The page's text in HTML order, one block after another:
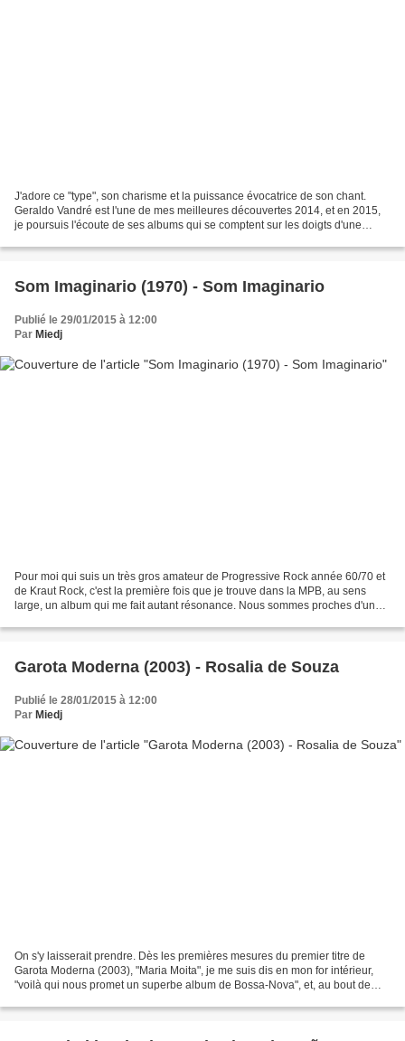
J'adore ce "type", son charisme et la puissance évocatrice de son chant.
Geraldo Vandré est l'une de mes meilleures découvertes 2014, et en 2015,
je poursuis l'écoute de ses albums qui se comptent sur les doigts d'une
Som Imaginario (1970) - Som Imaginario
Publié le 29/01/2015 à 12:00
Par Miedj
Pour moi qui suis un très gros amateur de Progressive Rock année 60/70 et
de Kraut Rock, c'est la première fois que je trouve dans la MPB, au sens
large, un album qui me fait autant résonance. Nous sommes proches d'un
Garota Moderna (2003) - Rosalia de Souza
Publié le 28/01/2015 à 12:00
Par Miedj
On s'y laisserait prendre. Dès les premières mesures du premier titre de
Garota Moderna (2003), "Maria Moita", je me suis dis en mon for intérieur,
"voilà qui nous promet un superbe album de Bossa-Nova", et, au bout de